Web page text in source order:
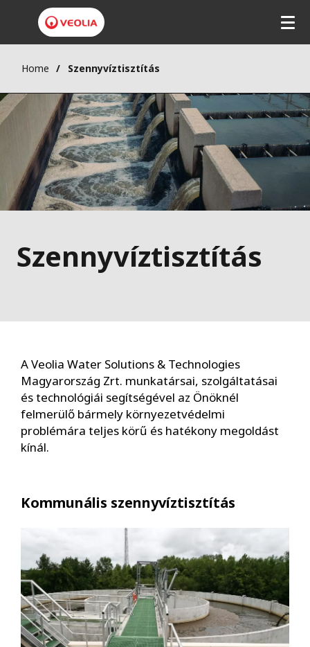
Home Szennyvíztisztítás
Szennyvíztisztítás
A Veolia Water Solutions & Technologies
Magyarország Zrt. munkatársai, szolgáltatásai
és technológiái segítségével az Önöknél
felmerülő bármely környezetvédelmi
problémára teljes körű és hatékony megoldást
kínál.
Kommunális szennyvíztisztítás